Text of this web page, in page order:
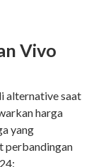
Vivo
alternative saat
harga
yang
perbandingan